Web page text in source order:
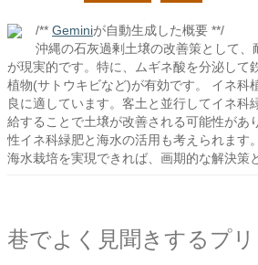
/** Geminiが自動生成した概要 **/
沖縄の石灰過剰土壌の改善策として、
が現実的です。特に、ムギネ酸を分泌して
植物(サトウキビなど)が有効です。 イネ科
良に適しています。客土と並行してイネ科
給することで土壌が改善される可能性があ
性イネ科緑肥と海水の活用も考えられます
海水栽培を実現できれば、画期的な解決策